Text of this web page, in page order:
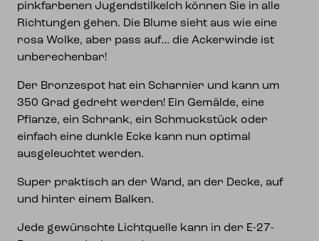
pinkfarbenen Jugendstilkelch können Sie in alle
Richtungen gehen. Die Blume sieht aus wie eine
rosa Wolke, aber pass auf… die Ackerwinde ist
unberechenbar!
Der Bronzespot hat ein Scharnier und kann um
350 Grad gedreht werden! Ein Gemälde, eine
Pflanze, ein Schrank, ein Schmuckstück oder
einfach eine dunkle Ecke kann nun optimal
ausgeleuchtet werden.
Super praktisch an der Wand, an der Decke, auf
und hinter einem Balken.
Jede gewünschte Lichtquelle kann in der E-27-